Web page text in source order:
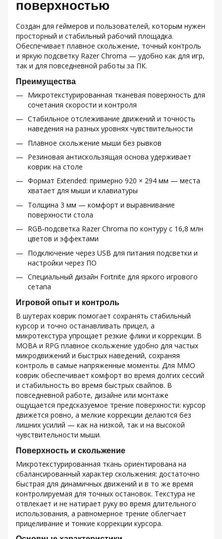
поверхностью
Создан для геймеров и пользователей, которым нужен
просторный и стабильный рабочий площадка.
Обеспечивает плавное скольжение, точный контроль
и яркую подсветку Razer Chroma — удобно как для игр,
так и для повседневной работы за ПК.
Преимущества
Микротекстурированная тканевая поверхность для
сочетания скорости и контроля
Стабильное отслеживание движений и точность
наведения на разных уровнях чувствительности
Плавное скольжение мыши без рывков
Резиновая антискользящая основа удерживает
коврик на столе
Формат Extended: примерно 920 × 294 мм — места
хватает для мыши и клавиатуры
Толщина 3 мм — комфорт и выравнивание
поверхности стола
RGB‑подсветка Razer Chroma по контуру с 16,8 млн
цветов и эффектами
Подключение через USB для питания подсветки и
настройки через ПО
Специальный дизайн Fortnite для яркого игрового
сетапа
Игровой опыт и контроль
В шутерах коврик помогает сохранять стабильный
курсор и точно останавливать прицел, а
микротекстура упрощает резкие флики и коррекции. В
MOBA и RPG плавное скольжение удобно для частых
микродвижений и быстрых наведений, сохраняя
контроль в самые напряженные моменты. Для MMO
коврик обеспечивает комфорт во время долгих сессий
и стабильность во время быстрых свайпов. В
повседневной работе, дизайне или монтаже
ощущается предсказуемое трение поверхности: курсор
движется ровно, а мелкие коррекции делаются без
лишних усилий — как на низкой, так и на высокой
чувствительности мыши.
Поверхность и скольжение
Микротекстурированная ткань ориентирована на
сбалансированный характер скольжения: достаточно
быстрая для динамичных движений и в то же время
контролируемая для точных остановок. Текстура не
отвлекает и не натирает руку во время длительного
использования, а равномерное трение облегчает
прицеливание и тонкие коррекции курсора.